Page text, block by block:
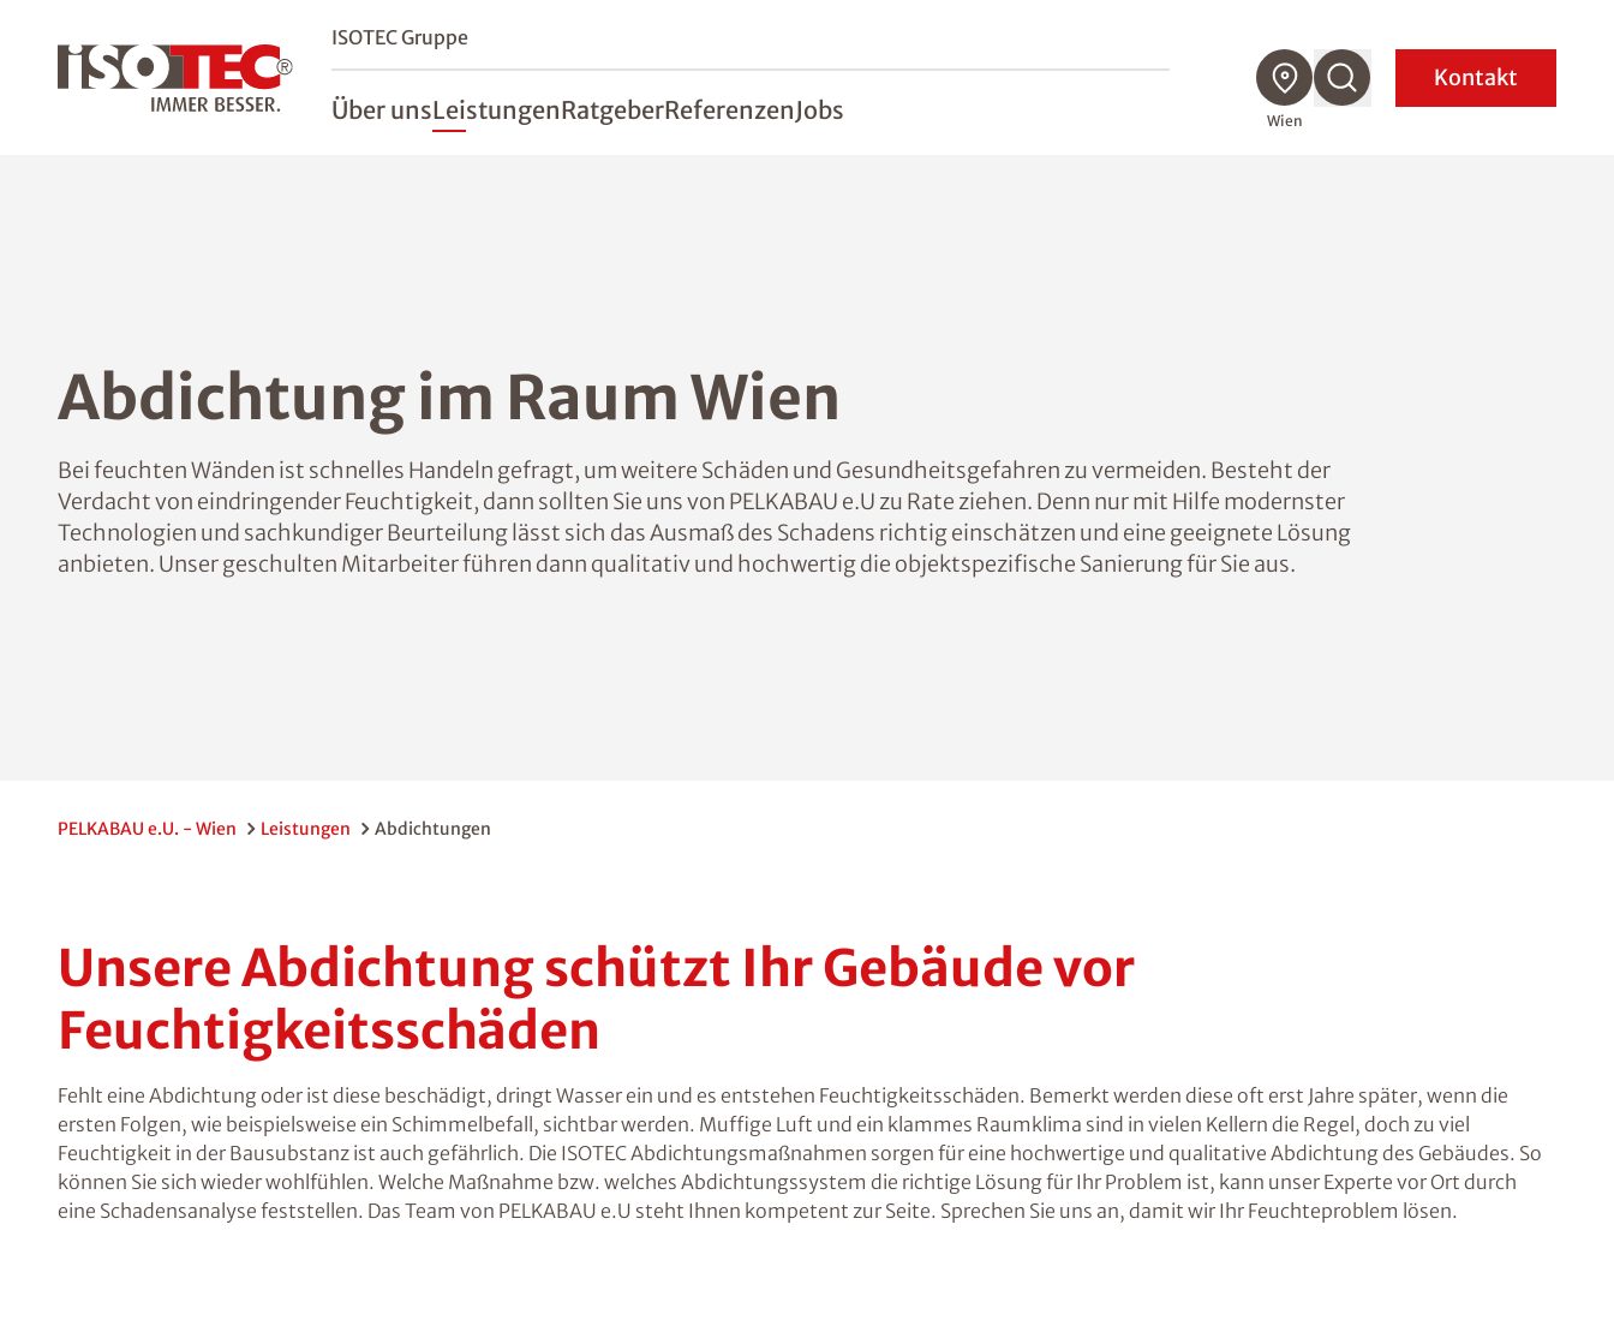
ISOTEC Gruppe
Über unsLeistungenRatgeberReferenzenJobs Wien
Kontakt
Abdichtung im Raum Wien
Bei feuchten Wänden ist schnelles Handeln gefragt, um weitere Schäden und Gesundheitsgefahren zu vermeiden. Besteht der
Verdacht von eindringender Feuchtigkeit, dann sollten Sie uns von PELKABAU e.U zu Rate ziehen. Denn nur mit Hilfe modernster
Technologien und sachkundiger Beurteilung lässt sich das Ausmaß des Schadens richtig einschätzen und eine geeignete Lösung
anbieten. Unser geschulten Mitarbeiter führen dann qualitativ und hochwertig die objektspezifische Sanierung für Sie aus.
PELKABAU e.U. - Wien Leistungen Abdichtungen
Unsere Abdichtung schützt Ihr Gebäude vor
Feuchtigkeitsschäden
Fehlt eine Abdichtung oder ist diese beschädigt, dringt Wasser ein und es entstehen Feuchtigkeitsschäden. Bemerkt werden diese oft erst Jahre später, wenn die
ersten Folgen, wie beispielsweise ein Schimmelbefall, sichtbar werden. Muffige Luft und ein klammes Raumklima sind in vielen Kellern die Regel, doch zu viel
Feuchtigkeit in der Bausubstanz ist auch gefährlich. Die ISOTEC Abdichtungsmaßnahmen sorgen für eine hochwertige und qualitative Abdichtung des Gebäudes. So
können Sie sich wieder wohlfühlen. Welche Maßnahme bzw. welches Abdichtungssystem die richtige Lösung für Ihr Problem ist, kann unser Experte vor Ort durch
eine Schadensanalyse feststellen. Das Team von PELKABAU e.U steht Ihnen kompetent zur Seite. Sprechen Sie uns an, damit wir Ihr Feuchteproblem lösen.